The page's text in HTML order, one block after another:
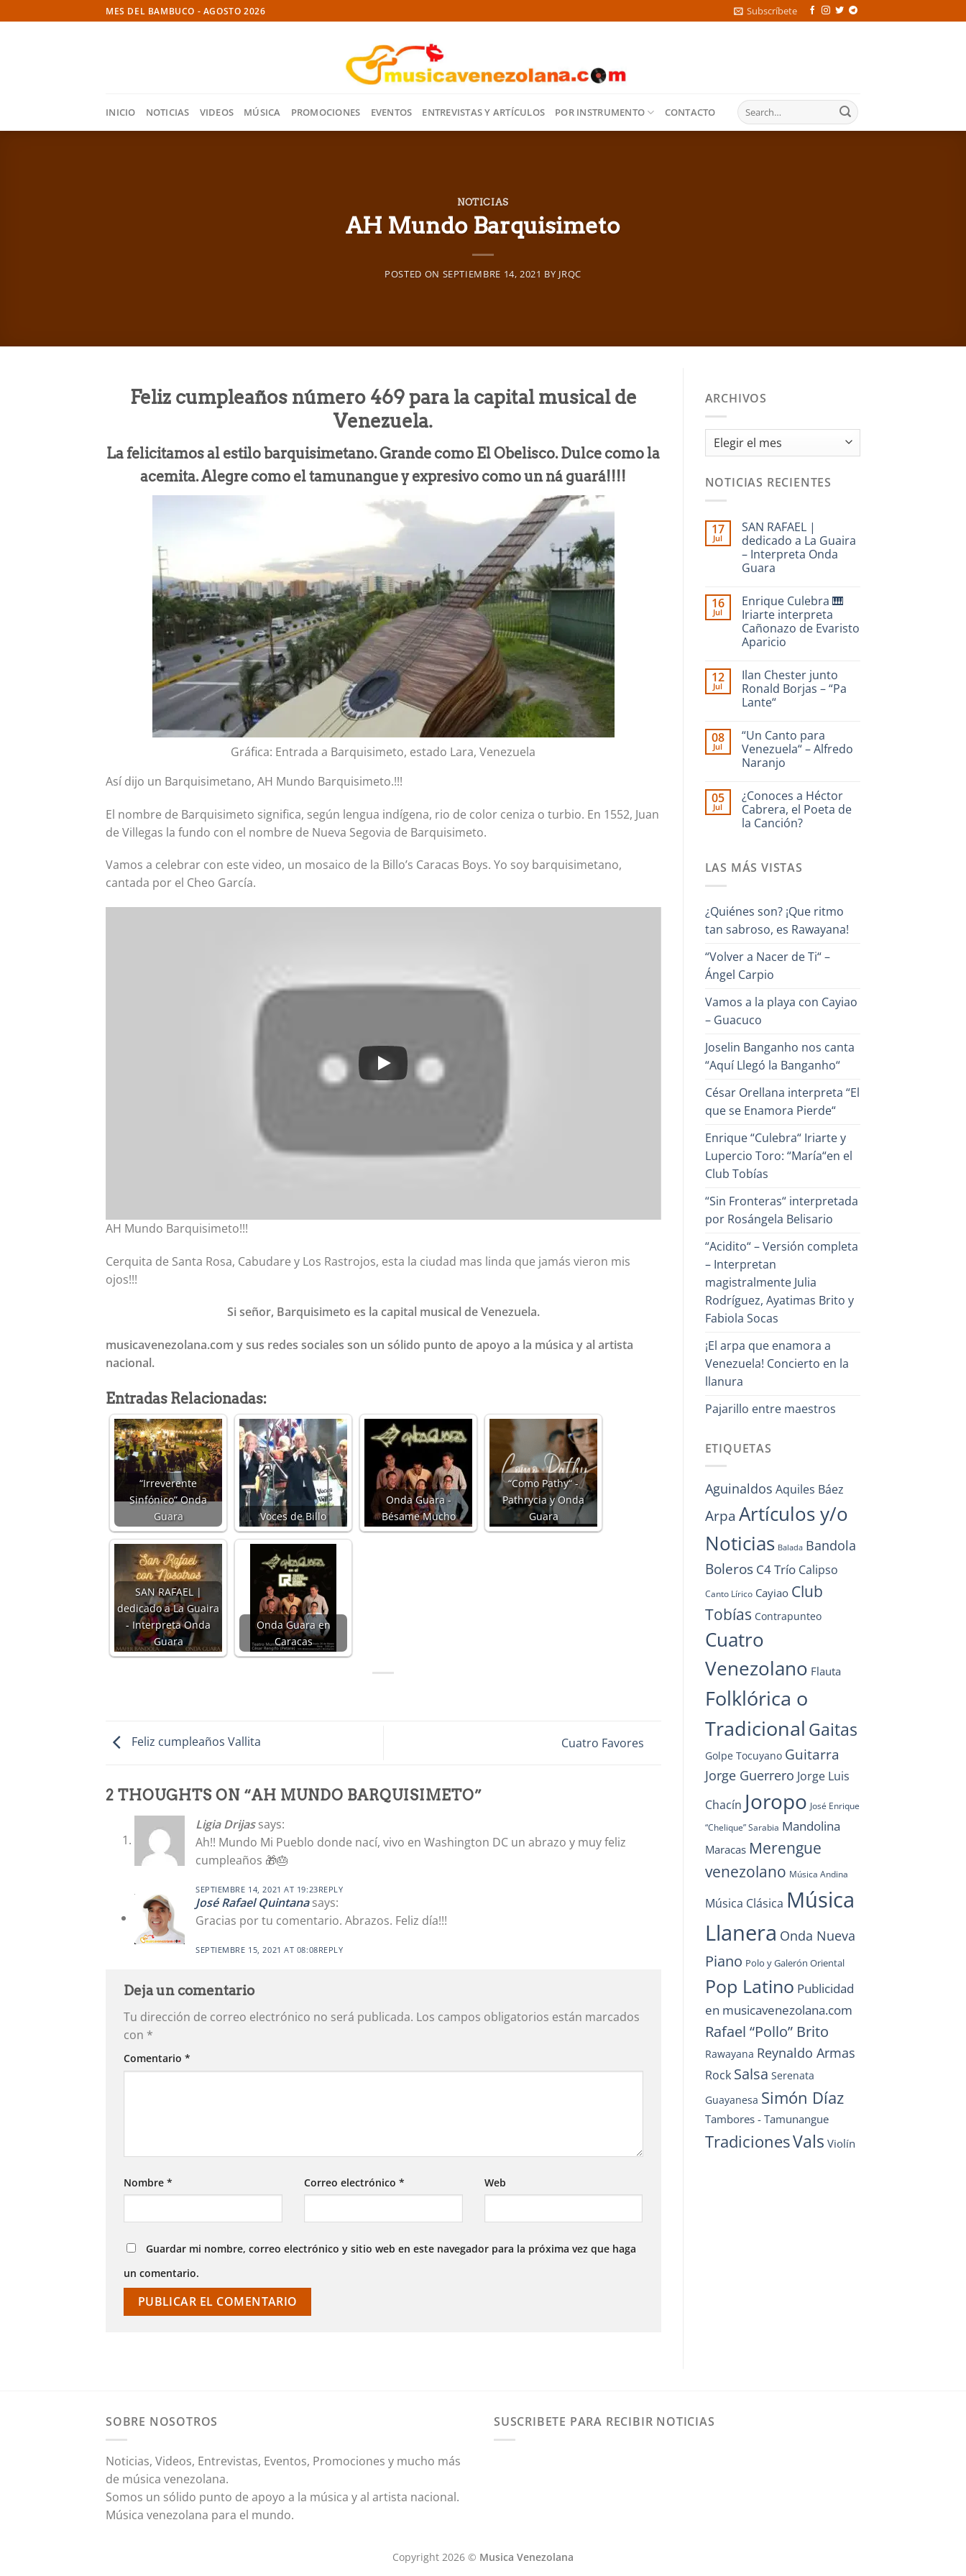
to
MES DEL BAMBUCO - AGOSTO 2026 Subscríbete
INICIO NOTICIAS VIDEOS MÚSICA PROMOCIONES EVENTOS ENTREVISTAS Y ARTÍCULOS POR INSTRUMENTO CONTACTO
NOTICIAS
AH Mundo Barquisimeto
POSTED ON SEPTIEMBRE 14, 2021 BY JRQC
Feliz cumpleaños número 469 para la capital musical de
Venezuela.
La felicitamos al estilo barquisimetano. Grande como El Obelisco. Dulce como la
acemita. Alegre como el tamunangue y expresivo como un ná guará!!!!
Gráfica: Entrada a Barquisimeto, estado Lara, Venezuela
Así dijo un Barquisimetano, AH Mundo Barquisimeto.!!!
El nombre de Barquisimeto significa, según lengua indígena, rio de color ceniza o turbio. En 1552, Juan
de Villegas la fundo con el nombre de Nueva Segovia de Barquisimeto.
Vamos a celebrar con este video, un mosaico de la Billo’s Caracas Boys. Yo soy barquisimetano,
cantada por el Cheo García.
AH Mundo Barquisimeto!!!
Cerquita de Santa Rosa, Cabudare y Los Rastrojos, esta la ciudad mas linda que jamás vieron mis
ojos!!!
Si señor, Barquisimeto es la capital musical de Venezuela.
musicavenezolana.com y sus redes sociales son un sólido punto de apoyo a la música y al artista
nacional.
Entradas Relacionadas:
“Irreverente
Sinfónico” Onda
Guara
Voces de Billo
Onda Guara -
Bésame Mucho
“Como Pathy“ -
Pathrycia y Onda
Guara
SAN RAFAEL |
dedicado a La Guaira
- Interpreta Onda
Guara
Onda Guara en
Caracas
Feliz cumpleaños Vallita Cuatro Favores
2 THOUGHTS ON “AH MUNDO BARQUISIMETO”
Ligia Drijas says:
Ah!! Mundo Mi Pueblo donde nací, vivo en Washington DC un abrazo y muy feliz
cumpleaños 🎁🎂
SEPTIEMBRE 14, 2021 AT 19:23REPLY
José Rafael Quintana says:
Gracias por tu comentario. Abrazos. Feliz día!!!
SEPTIEMBRE 15, 2021 AT 08:08REPLY
Deja un comentario
Tu dirección de correo electrónico no será publicada. Los campos obligatorios están marcados
con *
Comentario *
Nombre * Correo electrónico * Web
Guardar mi nombre, correo electrónico y sitio web en este navegador para la próxima vez que haga
un comentario.
ARCHIVOS
Archivos
NOTICIAS RECIENTES
17
Jul
SAN RAFAEL |
dedicado a La Guaira
– Interpreta Onda
Guara
comentarios
en
SAN
RAFAEL
|
dedicado
Guaira
–
Interpreta
Onda
16
Jul
Enrique Culebra 🎹
Iriarte interpreta
Cañonazo de Evaristo
Aparicio
comentarios
en
Enrique
Culebra
interpreta
Cañonazo
de
Evaristo
Aparicio
12
Jul
Ilan Chester junto
Ronald Borjas – “Pa
Lante“
comentarios
en
Ilan
Chester
Borjas
–
“Pa
Lante“
08
Jul
“Un Canto para
Venezuela“ – Alfredo
Naranjo
comentarios
en
“Un
Canto
Alfredo
Naranjo
05
Jul
¿Conoces a Héctor
Cabrera, el Poeta de
la Canción?
en
¿Conoces
el
Poeta
de
Canción?
LAS MÁS VISTAS
¿Quiénes son? ¡Que ritmo
tan sabroso, es Rawayana!
“Volver a Nacer de Ti“ –
Ángel Carpio
Vamos a la playa con Cayiao
– Guacuco
Joselin Banganho nos canta
“Aquí Llegó la Banganho“
César Orellana interpreta “El
que se Enamora Pierde“
Enrique “Culebra“ Iriarte y
Lupercio Toro: “María“en el
Club Tobías
“Sin Fronteras“ interpretada
por Rosángela Belisario
“Acidito“ – Versión completa
– Interpretan
magistralmente Julia
Rodríguez, Ayatimas Brito y
Fabiola Socas
¡El arpa que enamora a
Venezuela! Concierto en la
llanura
Pajarillo entre maestros
ETIQUETAS
Aguinaldos Aquiles Báez
Arpa Artículos y/o
Noticias Balada Bandola
Boleros C4 Trío Calipso
Canto Lírico Cayiao Club
Tobías Contrapunteo
Cuatro
Venezolano Flauta
Folklórica o
Tradicional Gaitas
Golpe Tocuyano Guitarra
Jorge Guerrero Jorge Luis
Chacín Joropo José Enrique
“Chelique” Sarabia Mandolina
Maracas Merengue
venezolano Música Andina
Música Clásica Música
Llanera Onda Nueva
Piano Polo y Galerón Oriental
Pop Latino Publicidad
en musicavenezolana.com
Rafael “Pollo” Brito
Rawayana Reynaldo Armas
Rock Salsa Serenata
Guayanesa Simón Díaz
Tambores - Tamunangue
TradicionesVals Violín
SOBRE NOSOTROS
Noticias, Videos, Entrevistas, Eventos, Promociones y mucho más
de música venezolana.
Somos un sólido punto de apoyo a la música y al artista nacional.
Música venezolana para el mundo.
SUSCRIBETE PARA RECIBIR NOTICIAS
Copyright 2026 © Musica Venezolana